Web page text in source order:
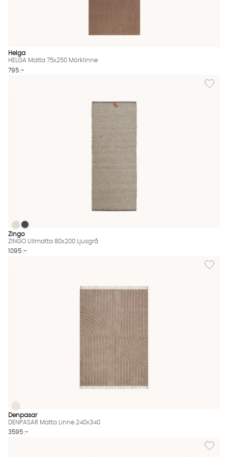
Helga
HELGA Matta 75x250 Mörklinne
795 :-
Lägg
ZINGO Ullmatta 80x200 Ljusgrå Finns även i dessa färger:
ZINGO Ullmatta 80x200 Ljusgrå
ZINGO Ullmatta 80x200 Ljusgrå
Zingo
ZINGO Ullmatta 80x200 Ljusgrå
1095 :-
Lägg
DENPASAR Matta Linne 240x340 Finns även i dessa färger:
DENPASAR Matta Linne 240x340
Denpasar
DENPASAR Matta Linne 240x340
3595 :-
Lägg